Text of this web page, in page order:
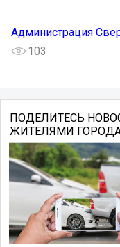
Администрация
103
ПОДЕЛИТЕСЬ
ЖИТЕЛЯМИ